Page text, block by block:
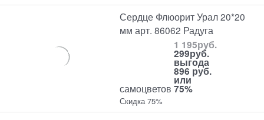
Сердце Флюорит Урал 20*20
мм арт. 86062 Радуга
самоцветов
1 195руб.
299руб.
выгода
896 руб.
или
75%
Скидка 75%